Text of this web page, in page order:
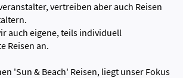
vertreiben aber auch Reisen
auch eigene, teils individuell
Reisen an.
'Sun & Beach' Reisen, liegt unser Fokus